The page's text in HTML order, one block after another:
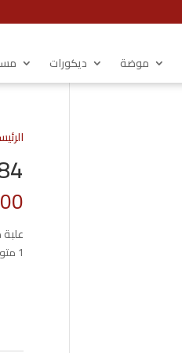
موضة ديكورات
484
1 متوفر في المخزون